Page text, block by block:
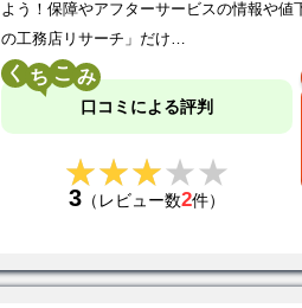
よう！保障やアフターサービスの情報や
の工務店リサーチ」だけ…
く こ
口コミによる評判
★★★★★
★★★★★
3 （レビュー数2件）